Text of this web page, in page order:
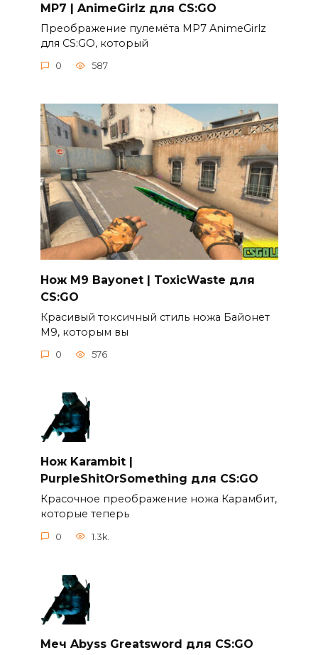
MP7 | AnimeGirlz для CS:GO
Преображение пулемёта MP7 AnimeGirlz
для CS:GO, который
0 587
Нож M9 Bayonet | ToxicWaste для
CS:GO
Красивый токсичный стиль ножа Байонет
М9, которым вы
0 576
Нож Karambit |
PurpleShitOrSomething для CS:GO
Красочное преображение ножа Карамбит,
которые теперь
0 1.3k.
Меч Abyss Greatsword для CS:GO